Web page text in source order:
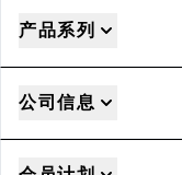
产品系列
公司信息